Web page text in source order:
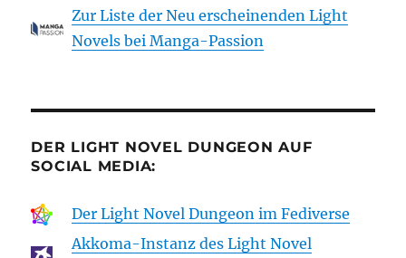
Zur Liste der Neu erscheinenden Light
Novels bei Manga-Passion
DER LIGHT NOVEL DUNGEON AUF
SOCIAL MEDIA:
Der Light Novel Dungeon im Fediverse
Akkoma-Instanz des Light Novel